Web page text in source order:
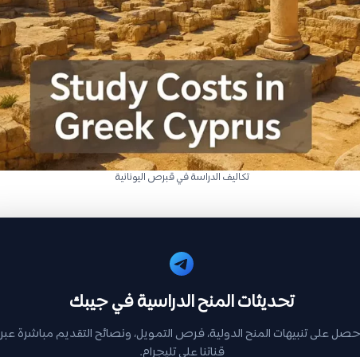
تكاليف الدراسة في قبرص اليونانية
تحديثات المنح الدراسية في جيبك
على تنبيهات المنح الدولية، فرص التمويل، ونصائح التقديم مباشرة عبر
قناتنا على تليجرام.